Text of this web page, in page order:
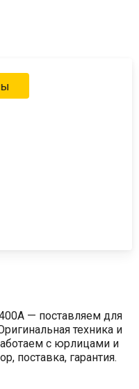
— поставляем для
техника и
с юрлицами и
поставка, гарантия.